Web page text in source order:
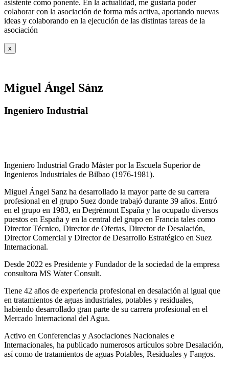
asistente como ponente. En la actualidad, me gustaría poder
colaborar con la asociación de forma más activa, aportando nuevas
ideas y colaborando en la ejecución de las distintas tareas de la
asociación
x
Miguel Ángel Sánz
Ingeniero Industrial
Ingeniero Industrial Grado Máster por la Escuela Superior de
Ingenieros Industriales de Bilbao (1976-1981).
Miguel Ángel Sanz ha desarrollado la mayor parte de su carrera
profesional en el grupo Suez donde trabajó durante 39 años. Entró
en el grupo en 1983, en Degrémont España y ha ocupado diversos
puestos en España y en la central del grupo en Francia tales como
Director Técnico, Director de Ofertas, Director de Desalación,
Director Comercial y Director de Desarrollo Estratégico en Suez
Internacional.
Desde 2022 es Presidente y Fundador de la sociedad de la empresa
consultora MS Water Consult.
Tiene 42 años de experiencia profesional en desalación al igual que
en tratamientos de aguas industriales, potables y residuales,
habiendo desarrollado gran parte de su carrera profesional en el
Mercado Internacional del Agua.
Activo en Conferencias y Asociaciones Nacionales e
Internacionales, ha publicado numerosos artículos sobre Desalación,
así como de tratamientos de aguas Potables, Residuales y Fangos.